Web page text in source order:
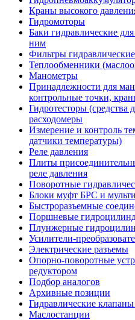
Краны высокого
Гидромоторы
Баки гидравлические
ним
Фильтры гидравлические
Теплообменники
Манометры
Принадлежности для
контрольные точки,
Гидротесторы (средства
расходомеры
Измерение и контроль
датчики температуры)
Реле давления
Плиты
реле давления
Поворотные
Блоки муфт БРС и
Быстроразъемные
Поршневые
Плунжерные
Усилители-
Электрические разъемы
Опорно-поворотные
редуктором
Подбор аналогов
Архивные позиции
Гидравлические
Маслостанции